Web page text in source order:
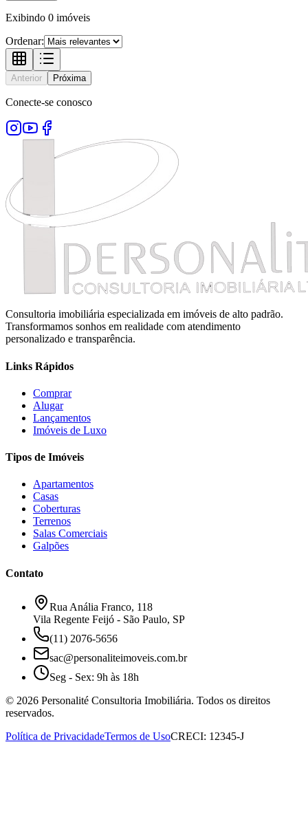
Exibindo 0 imóveis
Ordenar:
Anterior Próxima
Conecte-se conosco
Consultoria imobiliária especializada em imóveis de alto padrão.
Transformamos sonhos em realidade com atendimento
personalizado e transparência.
Links Rápidos
Comprar
Alugar
Lançamentos
Imóveis de Luxo
Tipos de Imóveis
Apartamentos
Casas
Coberturas
Terrenos
Salas Comerciais
Galpões
Contato
Rua Anália Franco, 118
Vila Regente Feijó - São Paulo, SP
(11) 2076-5656
sac@personaliteimoveis.com.br
Seg - Sex: 9h às 18h
© 2026 Personalité Consultoria Imobiliária. Todos os direitos
reservados.
Política de PrivacidadeTermos de UsoCRECI: 12345-J